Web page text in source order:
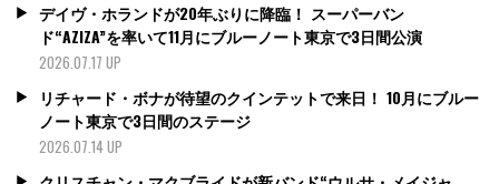
デイヴ・ホランドが20年ぶりに降臨！ スーパーバン
ド“AZIZA”を率いて11月にブルーノート東京で3日間公演
2026.07.17 UP
リチャード・ボナが待望のクインテットで来日！ 10月にブルー
ノート東京で3日間のステージ
2026.07.14 UP